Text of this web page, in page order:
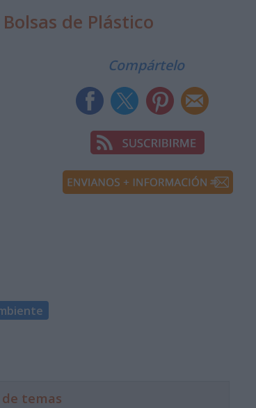
de Plástico
Compártelo
temas